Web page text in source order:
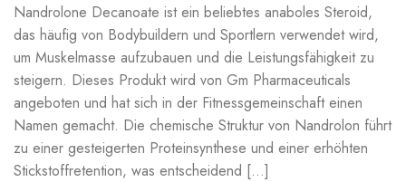
Nandrolone Decanoate ist ein beliebtes anaboles Steroid,
das häufig von Bodybuildern und Sportlern verwendet wird,
um Muskelmasse aufzubauen und die Leistungsfähigkeit zu
steigern. Dieses Produkt wird von Gm Pharmaceuticals
angeboten und hat sich in der Fitnessgemeinschaft einen
Namen gemacht. Die chemische Struktur von Nandrolon führt
zu einer gesteigerten Proteinsynthese und einer erhöhten
Stickstoffretention, was entscheidend […]